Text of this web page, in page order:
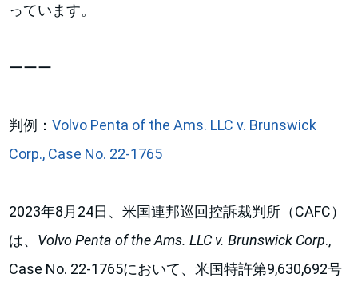
っています。
ーーー
判例：Volvo Penta of the Ams. LLC v. Brunswick
Corp., Case No. 22-1765
2023年8月24日、米国連邦巡回控訴裁判所（CAFC）
は、 Volvo Penta of the Ams. LLC v. Brunswick Corp.,
Case No. 22-1765において、米国特許第9,630,692号